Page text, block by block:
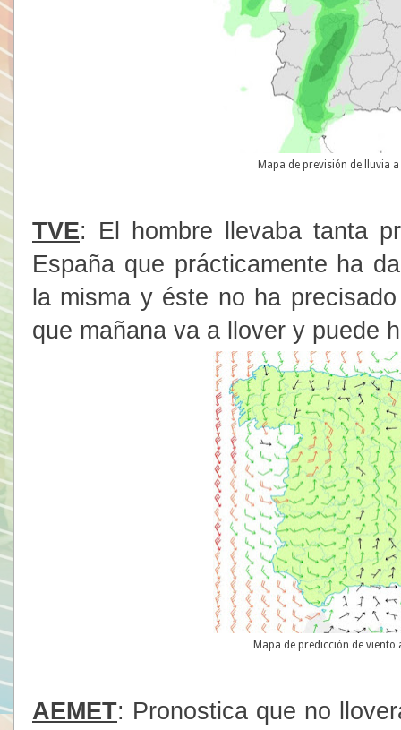
Mapa de previsión de lluvia
TVE: El hombre llevaba tanta
España que prácticamente ha
la misma y éste no ha
que mañana va a llover y puede
Mapa de predicción de viento
AEMET: Pronostica que no